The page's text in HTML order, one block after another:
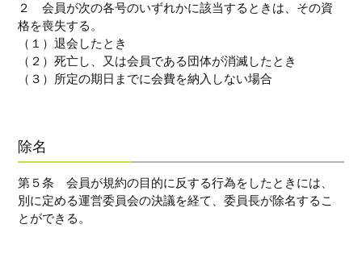
２ 会員が次の各号のいずれかに該当するときは、その資
格を喪失する。
（１）退会したとき
（２）死亡し、又は会員である団体が消滅したとき
（３）所定の期日までに会費を納入しない場合
除名
第５条 会員が規約の目的に反する行為をしたときには、
別に定める運営委員会の決議を経て、委員長が除名するこ
とができる。